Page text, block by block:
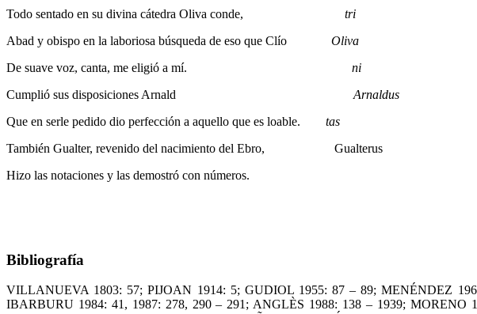
Todo sentado en su divina cátedra Oliva conde, tri
Abad y obispo en la laboriosa búsqueda de eso que Clío Oliva
De suave voz, canta, me eligió a mí. ni
Cumplió sus disposiciones Arnald Arnaldus
Que en serle pedido dio perfección a aquello que es loable. tas
También Gualter, revenido del nacimiento del Ebro, Gualterus
Hizo las notaciones y las demostró con números.
Bibliografía
VILLANUEVA 1803: 57; PIJOAN 1914: 5; GUDIOL 1955: 87 – 89; MENÉNDEZ
IBARBURU 1984: 41, 1987: 278, 290 – 291; ANGLÈS 1988: 138 – 1939; MORENO